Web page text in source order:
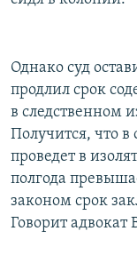
Однако суд
продлил срок
в следственном
Получится, что
проведет в
полгода
законом срок
Говорит